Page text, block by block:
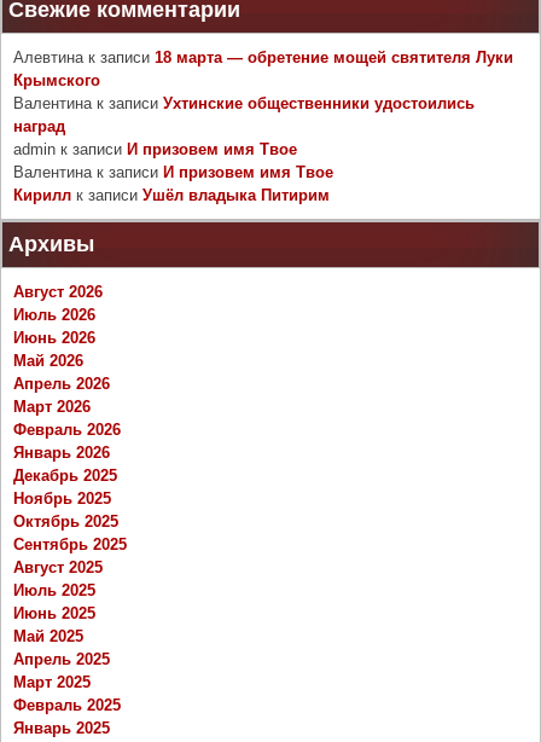
Свежие комментарии
Алевтина к записи 18 марта — обретение мощей святителя Луки
Крымского
Валентина к записи Ухтинские общественники удостоились
наград
admin к записи И призовем имя Твое
Валентина к записи И призовем имя Твое
Кирилл к записи Ушёл владыка Питирим
Архивы
Август 2026
Июль 2026
Июнь 2026
Май 2026
Апрель 2026
Март 2026
Февраль 2026
Январь 2026
Декабрь 2025
Ноябрь 2025
Октябрь 2025
Сентябрь 2025
Август 2025
Июль 2025
Июнь 2025
Май 2025
Апрель 2025
Март 2025
Февраль 2025
Январь 2025